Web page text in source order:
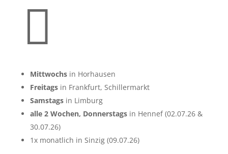

Mittwochsin Horhausen
Freitagsin Frankfurt, Schillermarkt
Samstagsin Limburg
alle 2 Wochen, Donnerstagsin Hennef (02.07.26 &
30.07.26)
1x monatlich in Sinzig (09.07.26)